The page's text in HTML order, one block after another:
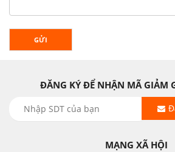
GỬI
ĐĂNG KÝ ĐỂ NHẬN MÃ GIẢM
MẠNG XÃ HỘI